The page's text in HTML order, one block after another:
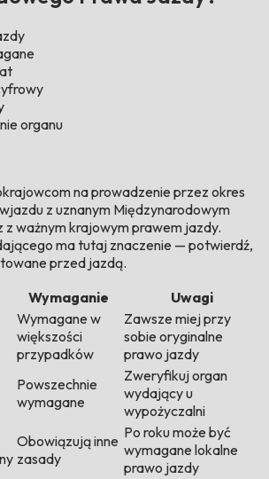
organu
na prowadzenie przez okres
z uznanym Międzynarodowym
z ważnym krajowym prawem jazdy.
ma tutaj znaczenie — potwierdź,
przed jazdą.
Wymaganie
Uwagi
Wymagane w
większości
przypadków
Zawsze miej przy
sobie oryginalne
prawo jazdy
Powszechnie
wymagane
Zweryfikuj organ
wydający u
wypożyczalni
Obowiązują inne
zasady
Po roku może być
wymagane lokalne
prawo jazdy